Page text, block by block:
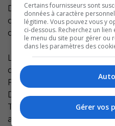
D’autres accusations
deuxième arrestation
d’intervalle.
Les cinq hommes arrêtés
de l’enquête sont : Jean-
Pierreville, Louis-Philippe
Daniel Lapierre, 30 ans
Therrien, 22 ans de
ans de Massueville.
Certains fournisseurs sont
données à caractère
légitime. Vous pouvez vous y
ci-dessous. Recherchez un
le menu du site pour gérer ou
dans les paramètres des
Gérer vos